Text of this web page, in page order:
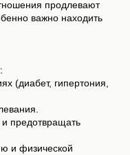
продлевают
важно находить
(диабет, гипертония,
и предотвращать
и физической